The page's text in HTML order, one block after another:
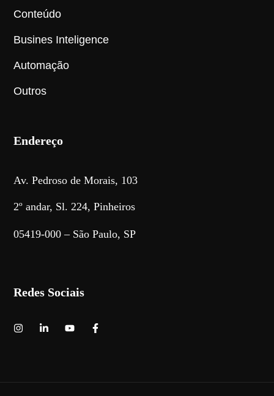
Conteúdo
Busines Inteligence
Automação
Outros
Endereço
Av. Pedroso de Morais, 103
2º andar, Sl. 224, Pinheiros
05419-000 – São Paulo, SP
Redes Sociais